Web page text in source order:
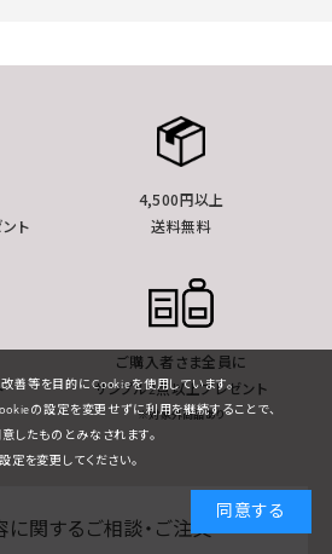
ト
4,500円以上
送料無料
ご購入者さま全員に
サンプル2点以上プレゼント
※対象外商品あり
に関するご相談・ご注文
善等を目的にCookieを使用しています。
の設定を変更せずに利用を継続することで、
したものとみなされます。
定を変更してください。
同意する